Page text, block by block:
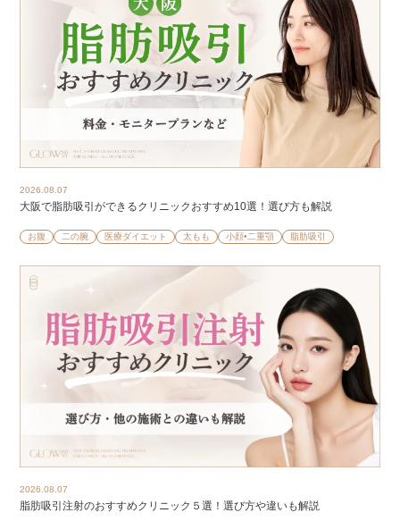
2026.08.07
大阪で脂肪吸引ができるクリニックおすすめ10選！選び方も解説
お腹 二の腕 医療ダイエット 太もも 小顔•二重顎 脂肪吸引
2026.08.07
脂肪吸引注射のおすすめクリニック５選！選び方や違いも解説